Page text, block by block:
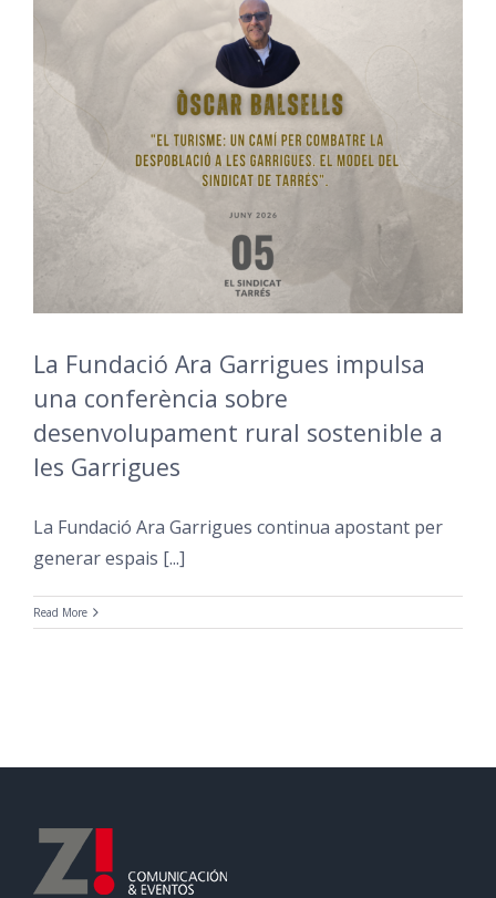
La Fundació Ara Garrigues impulsa
una conferència sobre
desenvolupament rural sostenible a
les Garrigues
La Fundació Ara Garrigues continua apostant per
generar espais [...]
Read More